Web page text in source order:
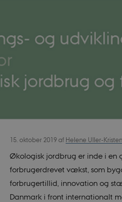
15. oktober 2019 af Helene Uller-
Økologisk jordbrug er inde i en
forbrugerdrevet vækst, som
forbrugertillid, innovation og
Danmark i front internationalt